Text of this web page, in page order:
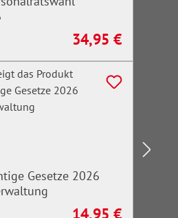
Regulärer Preis:
34,95 €
Gesetze 2026
Regulärer Preis:
14,95 €